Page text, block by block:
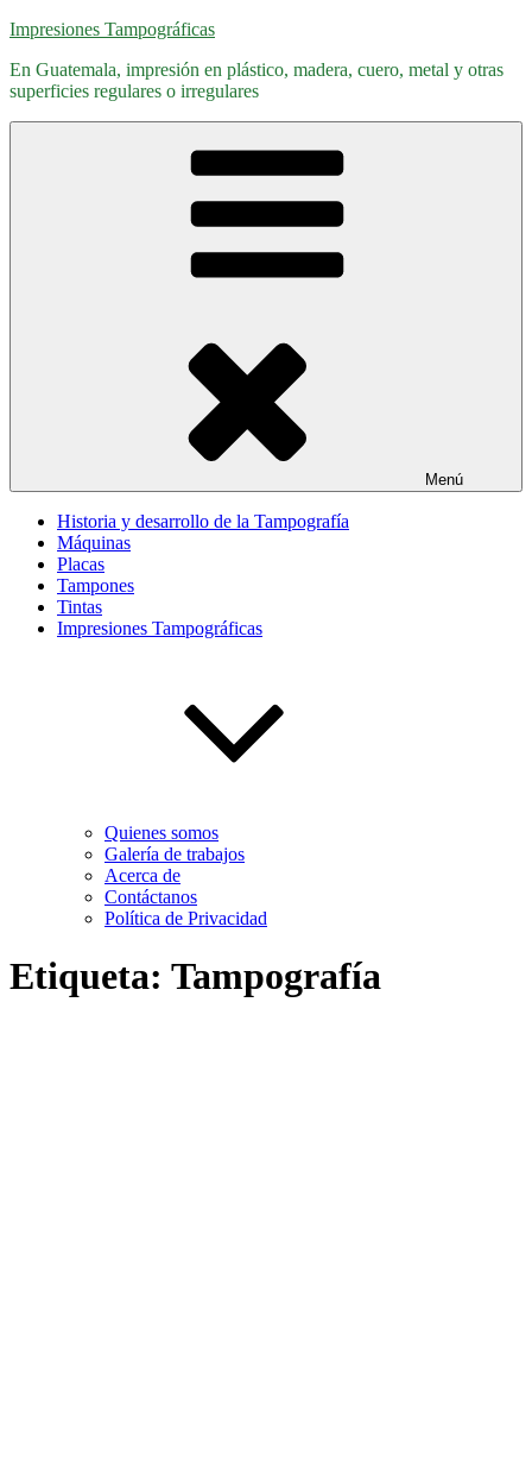
Saltar
contenido
Impresiones Tampográficas
En Guatemala, impresión en plástico, madera, cuero, metal y otras
superficies regulares o irregulares
Menú
Historia y desarrollo de la Tampografía
Máquinas
Placas
Tampones
Tintas
Impresiones Tampográficas
Quienes somos
Galería de trabajos
Acerca de
Contáctanos
Política de Privacidad
Etiqueta: Tampografía